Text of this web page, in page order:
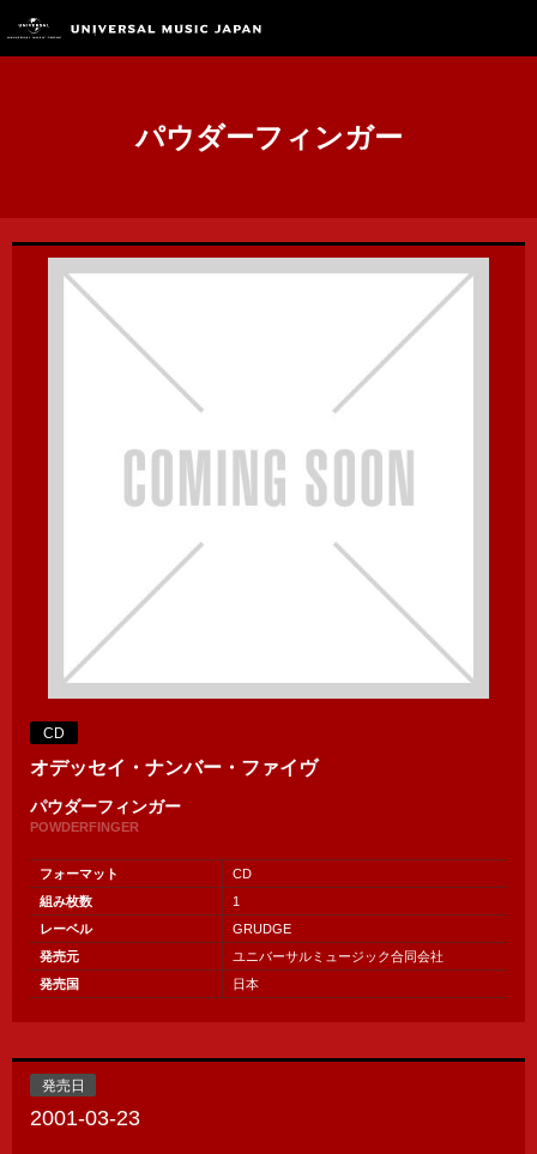
パウダーフィンガー
CD
オデッセイ・ナンバー・ファイヴ
パウダーフィンガー
POWDERFINGER
フォーマット
CD
組み枚数
1
レーベル
GRUDGE
発売元
ユニバーサルミュージック合同会社
発売国
日本
発売日
2001-03-23